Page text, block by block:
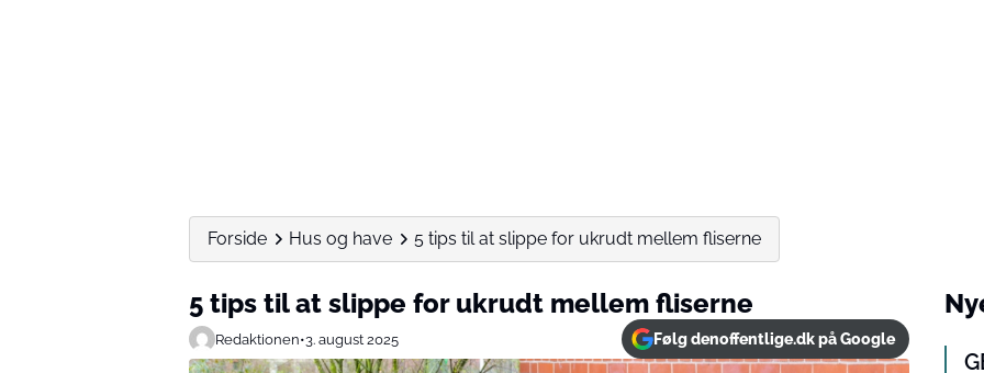
Forside Hus og have 5 tips til at slippe for ukrudt mellem fliserne
5 tips til at slippe for ukrudt mellem fliserne
Redaktionen•3. august 2025 Følg denoffentlige.dk på Google